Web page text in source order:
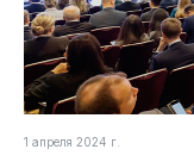
1 апреля 2024 г.